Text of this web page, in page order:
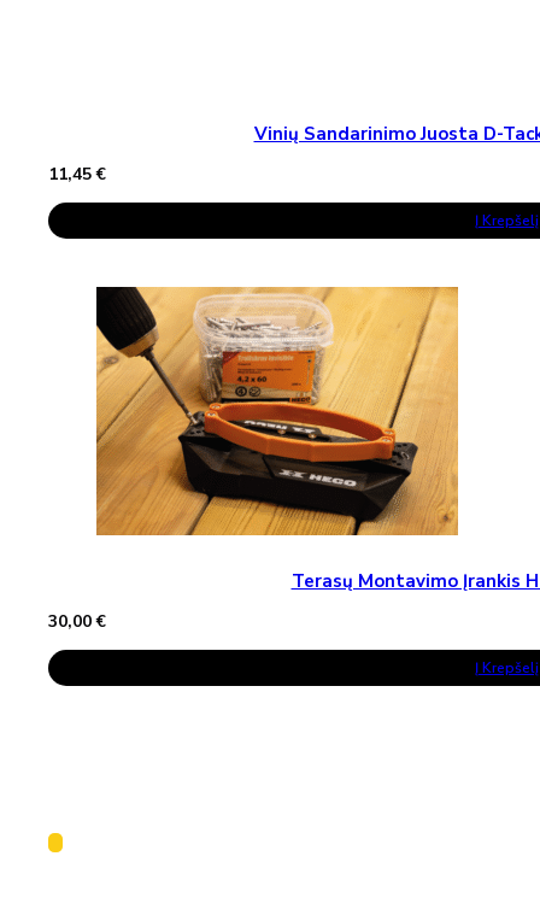
Vinių Sandarinimo Juosta D-
11,45€
Į Krepšelį
Terasų Montavimo Įrankis
30,00€
Į Krepšelį